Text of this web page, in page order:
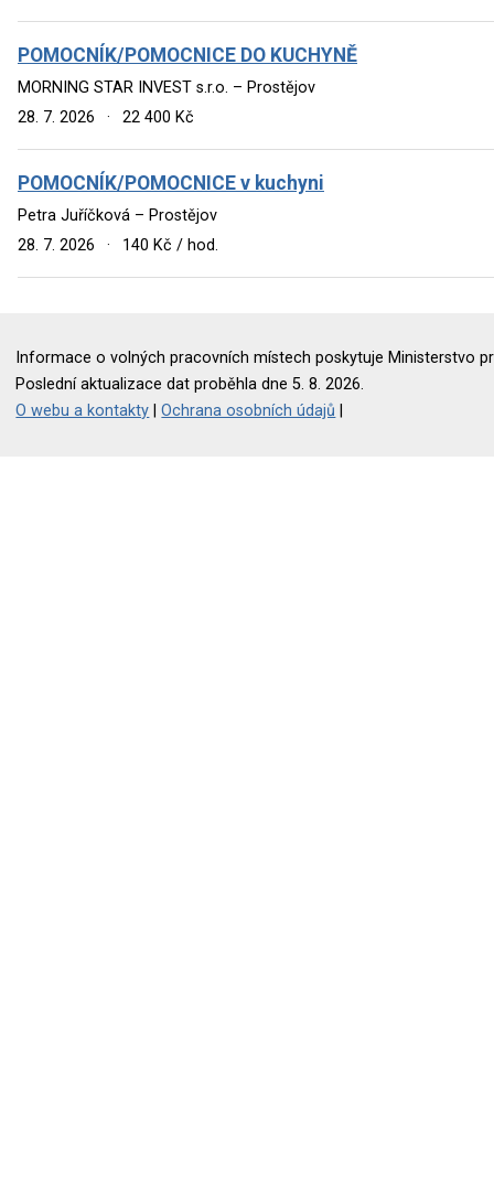
POMOCNÍK/POMOCNICE DO KUCHYNĚ
MORNING STAR INVEST s.r.o. – Prostějov
28. 7. 2026
· 22 400 Kč
POMOCNÍK/POMOCNICE v kuchyni
Petra Juříčková – Prostějov
28. 7. 2026
· 140 Kč / hod.
Informace o volných pracovních místech poskytuje Ministerstvo
Poslední aktualizace dat proběhla dne 5. 8. 2026.
O webu a kontakty |Ochrana osobních údajů